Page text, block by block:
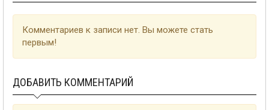
Комментариев к записи нет. Вы можете стать
первым!
ДОБАВИТЬ КОММЕНТАРИЙ